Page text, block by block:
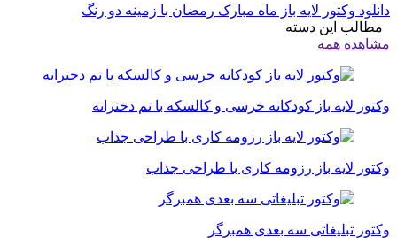
دانلود وکتور لایه باز ماه مبارک رمضان با زمینه دو رنگ
مطالب این دسته
مشاهده همه
وکتور لایه باز کودکانه خرسی و کالسکه با تم دخترانه
وکتور لایه باز رزومه کاری با طراحی جذاب
وکتور تبلیغاتی سه بعدی همبرگر